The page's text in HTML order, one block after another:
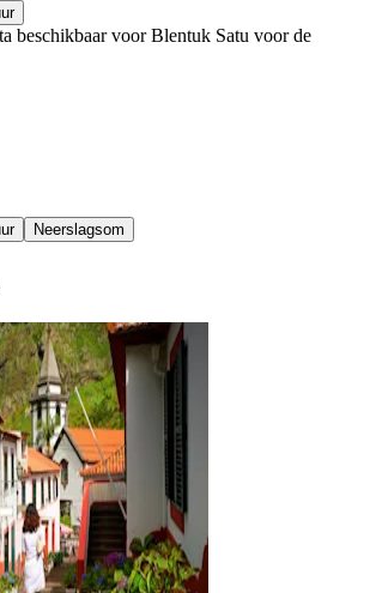
beschikbaar voor Blentuk Satu voor de
Neerslagsom